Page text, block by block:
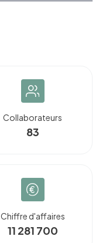
Collaborateurs
83
Chiffre d'affaires
11 281 700